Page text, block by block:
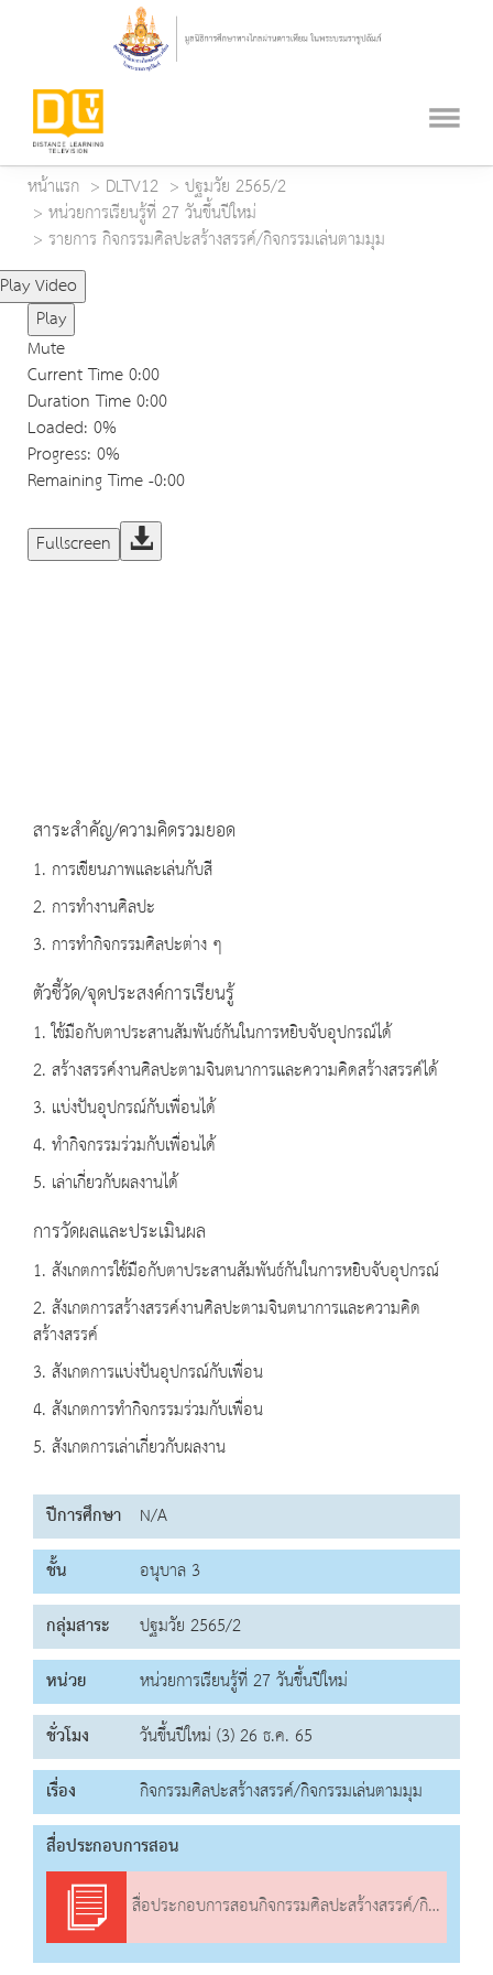
หน้าแรก DLTV12
ปฐมวัย 2565/2
หน่วยการเรียนรู้ที่ 27 วันขึ้นปีใหม่
รายการ กิจกรรมศิลปะสร้างสรรค์/กิจกรรมเล่นตามมุม
Play Video
Play
Mute
Current Time0:00
Duration Time0:00
Loaded: 0%
Progress: 0%
Remaining Time-0:00
Fullscreen
สาระสำคัญ/ความคิดรวมยอด
1. การเขียนภาพและเล่นกับสี
2. การทำงานศิลปะ
3. การทำกิจกรรมศิลปะต่าง ๆ
ตัวชี้วัด/จุดประสงค์การเรียนรู้
1. ใช้มือกับตาประสานสัมพันธ์กันในการหยิบจับอุปกรณ์ได้
2. สร้างสรรค์งานศิลปะตามจินตนาการและความคิดสร้างสรรค์ได้
3. แบ่งปันอุปกรณ์กับเพื่อนได้
4. ทำกิจกรรมร่วมกับเพื่อนได้
5. เล่าเกี่ยวกับผลงานได้
การวัดผลและประเมินผล
1. สังเกตการใช้มือกับตาประสานสัมพันธ์กันในการหยิบจับอุปกรณ์
2. สังเกตการสร้างสรรค์งานศิลปะตามจินตนาการและความคิด
สร้างสรรค์
3. สังเกตการแบ่งปันอุปกรณ์กับเพื่อน
4. สังเกตการทำกิจกรรมร่วมกับเพื่อน
5. สังเกตการเล่าเกี่ยวกับผลงาน
ปีการศึกษา N/A
ชั้น
อนุบาล 3
กลุ่มสาระ
ปฐมวัย 2565/2
หน่วย
หน่วยการเรียนรู้ที่ 27 วันขึ้นปีใหม่
ชั่วโมง
วันขึ้นปีใหม่ (3) 26 ธ.ค. 65
เรื่อง
กิจกรรมศิลปะสร้างสรรค์/กิจกรรมเล่นตามมุม
สื่อประกอบการสอน
สื่อประกอบการสอนกิจกรรมศิลปะสร้างสรรค์/กิจกรรมเล่นตามมุม